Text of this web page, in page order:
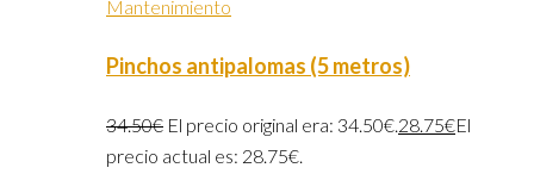
Mantenimiento
Pinchos antipalomas (5 metros)
34.50€ El precio original era: 34.50€.28.75€El
precio actual es: 28.75€.